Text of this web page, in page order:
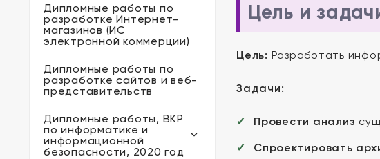
Дипломные работы по
разработке Интернет-
магазинов (ИС
электронной коммерции)
Дипломные работы по
разработке сайтов и веб-
представительств
Дипломные работы, ВКР
по информатике и
информационной
безопасности, 2020 год
Цель и
Цель: Разработать
Задачи:
Провести анализ
Спроектировать